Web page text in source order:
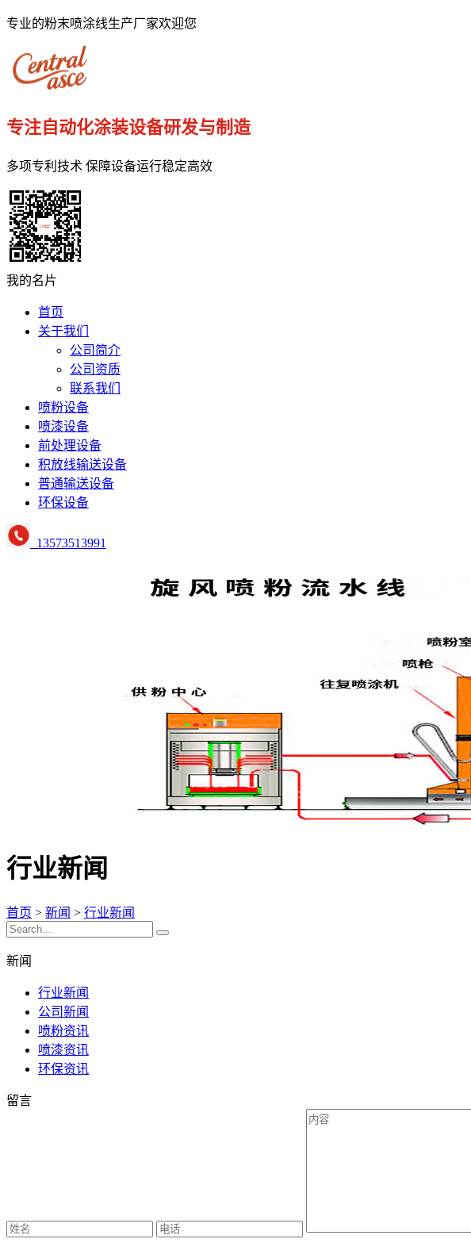
专业的粉末喷涂线生产厂家欢迎您
专注自动化涂装设备研发与制造
多项专利技术 保障设备运行稳定高效
我的名片
首页
关于我们
公司简介
公司资质
联系我们
喷粉设备
喷漆设备
前处理设备
积放线输送设备
普通输送设备
环保设备
13573513991
行业新闻
首页 > 新闻 > 行业新闻
新闻
行业新闻
公司新闻
喷粉资讯
喷漆资讯
环保资讯
留言